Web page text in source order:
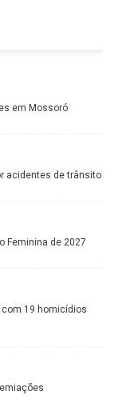
em Mossoró
acidentes de trânsito
Feminina de 2027
19 homicídios